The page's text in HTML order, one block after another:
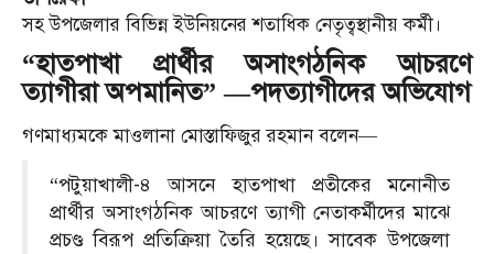
সহ উপজেলার বিভিন্ন ইউনিয়নের শতাধিক নেতৃত্বস্থানীয় কর্মী।
“হাতপাখা প্রার্থীর অসাংগঠনিক আচরণে
ত্যাগীরা অপমানিত” —পদত্যাগীদের অভিযোগ
গণমাধ্যমকে মাওলানা মোস্তাফিজুর রহমান বলেন—
“পটুয়াখালী-৪ আসনে হাতপাখা প্রতীকের মনোনীত
প্রার্থীর অসাংগঠনিক আচরণে ত্যাগী নেতাকর্মীদের মাঝে
প্রচণ্ড বিরূপ প্রতিক্রিয়া তৈরি হয়েছে। সাবেক উপজেলা